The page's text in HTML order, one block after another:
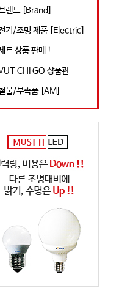
랜드 [Brand]
기/조명 제품 [Electric]
트 상품 판매 !
CHI GO 상품관
물/부속품 [AM]